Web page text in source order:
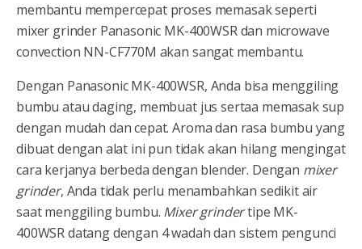
membantu mempercepat proses memasak seperti
mixer grinder Panasonic MK-400WSR dan microwave
convection NN-CF770M akan sangat membantu.
Dengan Panasonic MK-400WSR, Anda bisa menggiling
bumbu atau daging, membuat jus sertaa memasak sup
dengan mudah dan cepat. Aroma dan rasa bumbu yang
dibuat dengan alat ini pun tidak akan hilang mengingat
cara kerjanya berbeda dengan blender. Dengan mixer
grinder, Anda tidak perlu menambahkan sedikit air
saat menggiling bumbu. Mixer grindertipe MK-
400WSR datang dengan 4 wadah dan sistem pengunci